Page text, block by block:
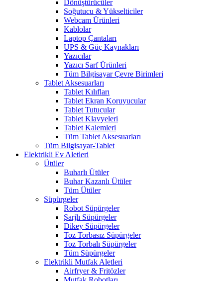
Dönüştürücüler
Soğutucu & Yükselticiler
Webcam Ürünleri
Kablolar
Laptop Çantaları
UPS & Güç Kaynakları
Yazıcılar
Yazıcı Sarf Ürünleri
Tüm Bilgisayar Çevre Birimleri
Tablet Aksesuarları
Tablet Kılıfları
Tablet Ekran Koruyucular
Tablet Tutucular
Tablet Klavyeleri
Tablet Kalemleri
Tüm Tablet Aksesuarları
Tüm Bilgisayar-Tablet
Elektrikli Ev Aletleri
Ütüler
Buharlı Ütüler
Buhar Kazanlı Ütüler
Tüm Ütüler
Süpürgeler
Robot Süpürgeler
Şarjlı Süpürgeler
Dikey Süpürgeler
Toz Torbasız Süpürgeler
Toz Torbalı Süpürgeler
Tüm Süpürgeler
Elektrikli Mutfak Aletleri
Airfryer & Fritözler